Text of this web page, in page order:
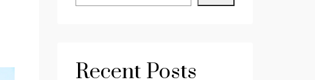
Recent Posts